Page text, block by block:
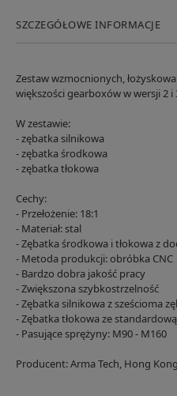
SZCZEGÓŁOWE INFORMACJE
Zestaw wzmocnionych,
większości gearboxów w wersji 2 i
W zestawie:
- zębatka silnikowa
- zębatka środkowa
- zębatka tłokowa
Cechy:
- Przełożenie: 18:1
- Materiał: stal
- Zębatka środkowa i tłokowa z
- Metoda produkcji: obróbka CNC
- Bardzo dobra jakość pracy
- Zwiększona szybkostrzelność
- Zębatka silnikowa z sześcioma
- Zębatka tłokowa ze
- Pasujące sprężyny: M90 - M160
Producent: Arma Tech, Hong Kong